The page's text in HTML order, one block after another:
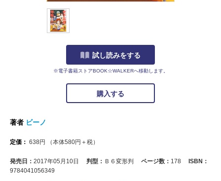
試し読みをする
※電子書籍ストアBOOK☆WALKERへ移動します。
購入する
著者 ビーノ
定価： 638円 （本体580円＋税）
発売日： 2017年05月10日 判型： Ｂ６変形判 ページ数： 178
ISBN：
9784041056349